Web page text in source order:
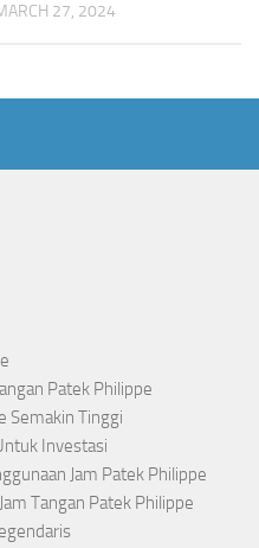
27, 2024
Patek Philippe
Semakin Tinggi
Investasi
Jam Patek Philippe
Tangan Patek Philippe